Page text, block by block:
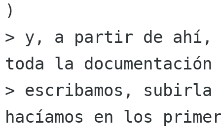
)
> y, a partir de ahí,
toda la documentación
> escribamos, subirla
hacíamos en los